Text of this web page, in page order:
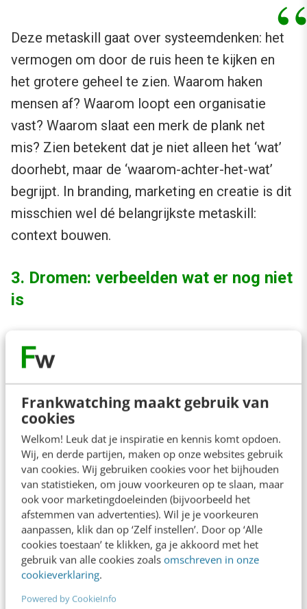
Frankwatching maakt gebruik van
cookies
Welkom! Leuk dat je inspiratie en kennis komt opdoen.
Wij, en derde partijen, maken op onze websites gebruik
van cookies. Wij gebruiken cookies voor het bijhouden
van statistieken, om jouw voorkeuren op te slaan, maar
ook voor marketingdoeleinden (bijvoorbeeld het
afstemmen van advertenties). Wil je je voorkeuren
aanpassen, klik dan op ‘Zelf instellen’. Door op ‘Alle
cookies toestaan’ te klikken, ga je akkoord met het
gebruik van alle cookies zoals omschreven in onze
cookieverklaring.
Powered by CookieInfo
Deze metaskill gaat over systeemdenken: het
vermogen om door de ruis heen te kijken en
het grotere geheel te zien. Waarom haken
mensen af? Waarom loopt een organisatie
vast? Waarom slaat een merk de plank net
mis? Zien betekent dat je niet alleen het ‘wat’
doorhebt, maar de ‘waarom-achter-het-wat’
begrijpt. In branding, marketing en creatie is dit
misschien wel dé belangrijkste metaskill:
context bouwen.
3. Dromen: verbeelden wat er nog niet
is
bestaande structuren. AI kan herhalen,
aanvullen en optimaliseren. Maar dromen? Dat
blijft een menselijk talent.
Dromen is het vermogen om iets te verzinnen
dat (nog) niet bestaat. En nee, dat betekent niet
dat ik je adviseer om een dutje te doen op de
werkvloer. Dromen kun je gewoon tijdens je
werk doen. Neurowetenschapper en chirurg
Charles Limbontdekte dat de hersenactiviteit
van jazzmuzikanten tijdens improvisatie
opvallend veel lijkt op die tijdens de REM-